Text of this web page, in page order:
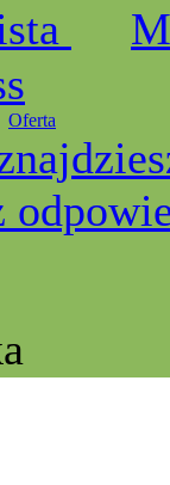
Oferta